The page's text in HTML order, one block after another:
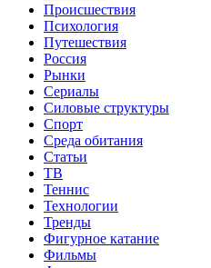
Происшествия
Психология
Путешествия
Россия
Рынки
Сериалы
Силовые структуры
Спорт
Среда обитания
Статьи
ТВ
Теннис
Технологии
Тренды
Фигурное катание
Фильмы